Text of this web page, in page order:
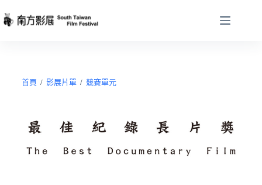
首頁 / 影展片單/ 競賽單元